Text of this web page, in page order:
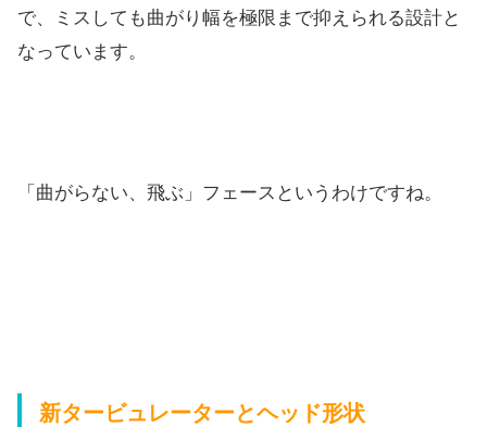
で、ミスしても曲がり幅を極限まで抑えられる設計と
なっています。
「曲がらない、飛ぶ」フェースというわけですね。
新タービュレーターとヘッド形状